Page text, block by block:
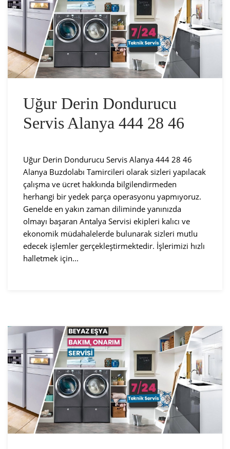
Uğur Derin Dondurucu
Servis Alanya 444 28 46
Uğur Derin Dondurucu Servis Alanya 444 28 46
Alanya Buzdolabı Tamircileri olarak sizleri yapılacak
çalışma ve ücret hakkında bilgilendirmeden
herhangi bir yedek parça operasyonu yapmıyoruz.
Genelde en yakın zaman diliminde yanınızda
olmayı başaran Antalya Servisi ekipleri kalıcı ve
ekonomik müdahalelerde bulunarak sizleri mutlu
edecek işlemler gerçekleştirmektedir. İşlerimizi hızlı
halletmek için...